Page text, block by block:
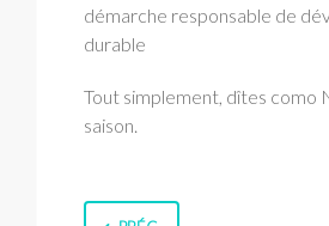
démarche responsable de
durable
Tout simplement, dîtes como
saison.